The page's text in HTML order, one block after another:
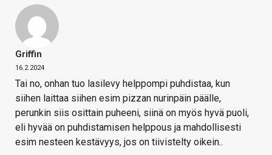
Griffin
16.2.2024
Tai no, onhan tuo lasilevy helppompi puhdistaa, kun
siihen laittaa siihen esim pizzan nurinpäin päälle,
perunkin siis osittain puheeni, siinä on myös hyvä puoli,
eli hyvää on puhdistamisen helppous ja mahdollisesti
esim nesteen kestävyys, jos on tiivistelty oikein..